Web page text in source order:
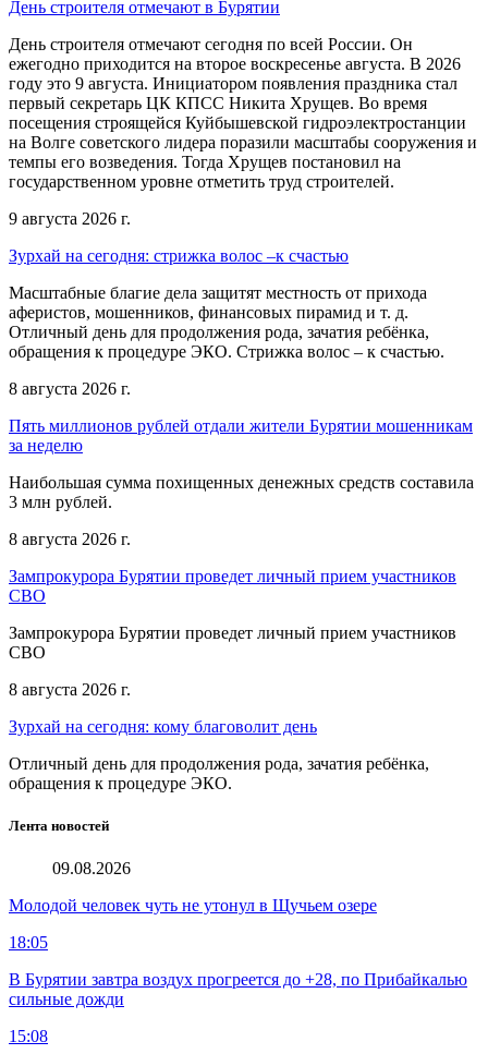
День строителя отмечают в Бурятии
День строителя отмечают сегодня по всей России. Он
ежегодно приходится на второе воскресенье августа. В 2026
году это 9 августа. Инициатором появления праздника стал
первый секретарь ЦК КПСС Никита Хрущев. Во время
посещения строящейся Куйбышевской гидроэлектростанции
на Волге советского лидера поразили масштабы сооружения и
темпы его возведения. Тогда Хрущев постановил на
государственном уровне отметить труд строителей.
9 августа 2026 г.
Зурхай на сегодня: стрижка волос –к счастью
Масштабные благие дела защитят местность от прихода
аферистов, мошенников, финансовых пирамид и т. д.
Отличный день для продолжения рода, зачатия ребёнка,
обращения к процедуре ЭКО. Стрижка волос – к счастью.
8 августа 2026 г.
Пять миллионов рублей отдали жители Бурятии мошенникам
за неделю
Наибольшая сумма похищенных денежных средств составила
3 млн рублей.
8 августа 2026 г.
Зампрокурора Бурятии проведет личный прием участников
СВО
Зампрокурора Бурятии проведет личный прием участников
СВО
8 августа 2026 г.
Зурхай на сегодня: кому благоволит день
Отличный день для продолжения рода, зачатия ребёнка,
обращения к процедуре ЭКО.
Лента новостей
09.08.2026
Молодой человек чуть не утонул в Щучьем озере
18:05
В Бурятии завтра воздух прогреется до +28, по Прибайкалью
сильные дожди
15:08